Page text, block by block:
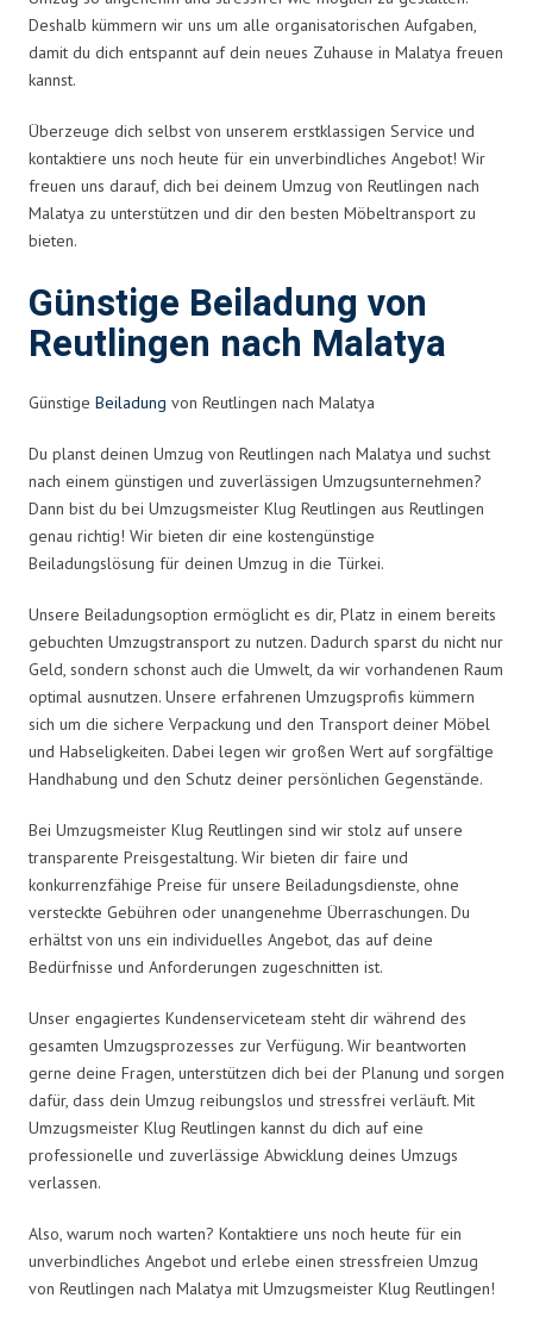
Deshalb kümmern wir uns um alle organisatorischen Aufgaben,
damit du dich entspannt auf dein neues Zuhause in Malatya freuen
kannst.
Überzeuge dich selbst von unserem erstklassigen Service und
kontaktiere uns noch heute für ein unverbindliches Angebot! Wir
freuen uns darauf, dich bei deinem Umzug von Reutlingen nach
Malatya zu unterstützen und dir den besten Möbeltransport zu
bieten.
Günstige Beiladung von
Reutlingen nach Malatya
Günstige Beiladung von Reutlingen nach Malatya
Du planst deinen Umzug von Reutlingen nach Malatya und suchst
nach einem günstigen und zuverlässigen Umzugsunternehmen?
Dann bist du bei Umzugsmeister Klug Reutlingen aus Reutlingen
genau richtig! Wir bieten dir eine kostengünstige
Beiladungslösung für deinen Umzug in die Türkei.
Unsere Beiladungsoption ermöglicht es dir, Platz in einem bereits
gebuchten Umzugstransport zu nutzen. Dadurch sparst du nicht nur
Geld, sondern schonst auch die Umwelt, da wir vorhandenen Raum
optimal ausnutzen. Unsere erfahrenen Umzugsprofis kümmern
sich um die sichere Verpackung und den Transport deiner Möbel
und Habseligkeiten. Dabei legen wir großen Wert auf sorgfältige
Handhabung und den Schutz deiner persönlichen Gegenstände.
Bei Umzugsmeister Klug Reutlingen sind wir stolz auf unsere
transparente Preisgestaltung. Wir bieten dir faire und
konkurrenzfähige Preise für unsere Beiladungsdienste, ohne
versteckte Gebühren oder unangenehme Überraschungen. Du
erhältst von uns ein individuelles Angebot, das auf deine
Bedürfnisse und Anforderungen zugeschnitten ist.
Unser engagiertes Kundenserviceteam steht dir während des
gesamten Umzugsprozesses zur Verfügung. Wir beantworten
gerne deine Fragen, unterstützen dich bei der Planung und sorgen
dafür, dass dein Umzug reibungslos und stressfrei verläuft. Mit
Umzugsmeister Klug Reutlingen kannst du dich auf eine
professionelle und zuverlässige Abwicklung deines Umzugs
verlassen.
Also, warum noch warten? Kontaktiere uns noch heute für ein
unverbindliches Angebot und erlebe einen stressfreien Umzug
von Reutlingen nach Malatya mit Umzugsmeister Klug Reutlingen!